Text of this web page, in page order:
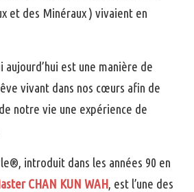
et des Minéraux ) vivaient en
aujourd’hui est une manière de
vivant dans nos cœurs afin de
notre vie une expérience de
introduit dans les années 90 en
CHAN KUN WAH, est l’une des